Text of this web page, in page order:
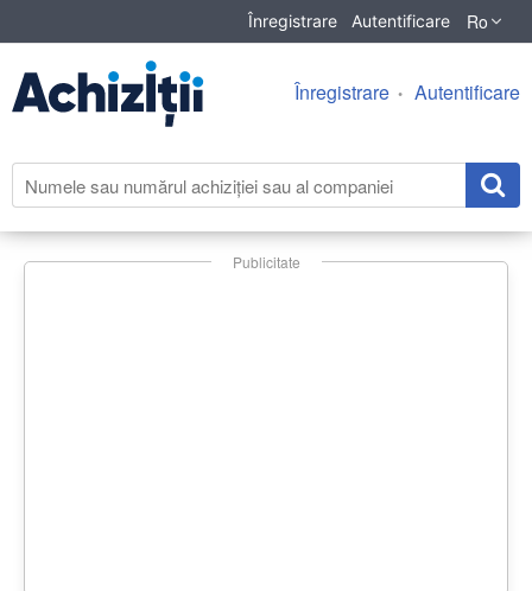
Înregistrare Autentificare Ro
Înregistrare Autentificare
Publicitate